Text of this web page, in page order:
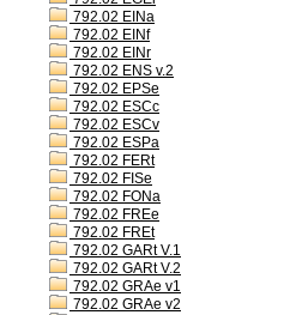
792.02 EINa
792.02 EINf
792.02 EINr
792.02 ENS v.2
792.02 EPSe
792.02 ESCc
792.02 ESCv
792.02 ESPa
792.02 FERt
792.02 FISe
792.02 FONa
792.02 FREe
792.02 FREt
792.02 GARt V.1
792.02 GARt V.2
792.02 GRAe v1
792.02 GRAe v2